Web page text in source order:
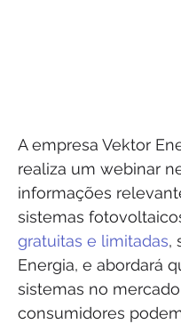
A empresa Vektor
realiza um webinar
informações
sistemas
gratuitas e limitadas,
Energia, e abordará
sistemas no
consumidores